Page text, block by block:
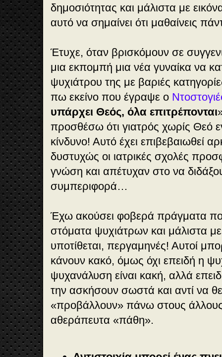
δημοσιότητας και μάλιστα με
αυτό να σημαίνει ότι μαθαίνεις
Έτυχε, όταν βρισκόμουν σε
μια εκπομπή μια νέα γυναίκα να
ψυχιάτρου της με βαριές
πω εκείνο που έγραψε ο
υπάρχει Θεός, όλα επιτρέπονται
προσθέσω ότι γιατρός χωρίς Θεό
κίνδυνο! Αυτό έχει επιβεβαιωθεί
δυστυχώς οι ιατρικές σχολές
γνώση και απέτυχαν στο να
συμπεριφορά…
Έχω ακούσει φοβερά πράγματα
στόματα ψυχιάτρων και μάλιστα με
υποτίθεται, περγαμηνές! Αυτοί
κάνουν κακό, όμως όχι επειδή η
ψυχανάλυση είναι κακή, αλλά επειδή
την ασκήσουν σωστά και αντί να
«προβάλλουν» πάνω στους άλλους
αθεράπευτα «πάθη».